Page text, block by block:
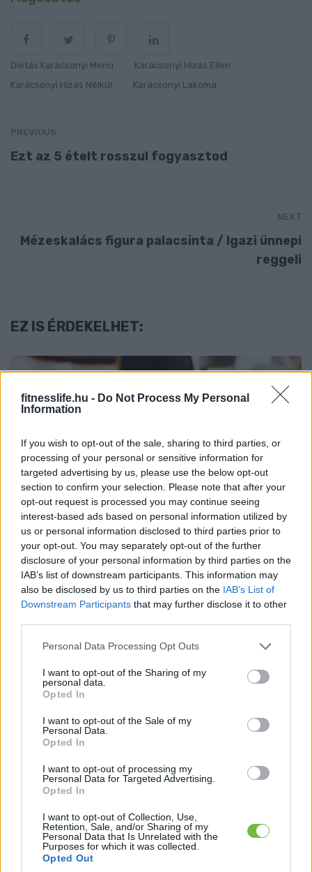
fitnesslife.hu - Do Not Process My Personal
Information
If you wish to opt-out of the sale, sharing to third parties, or
processing of your personal or sensitive information for
targeted advertising by us, please use the below opt-out
section to confirm your selection. Please note that after your
opt-out request is processed you may continue seeing
interest-based ads based on personal information utilized by
us or personal information disclosed to third parties prior to
your opt-out. You may separately opt-out of the further
disclosure of your personal information by third parties on the
IAB’s list of downstream participants. This information may
also be disclosed by us to third parties on the IAB’s List of
Downstream Participants that may further disclose it to other
Please note that this website/app uses one or more Google
not limited to your visit or usage behaviour. You may click to
grant or deny consent to Google and its third-party tags to
use your data for below specified purposes in below Google
consent section.
Personal Data Processing Opt Outs
I want to opt-out of the Sharing of my
personal data.
Opted In
I want to opt-out of the Sale of my
Personal Data.
Opted In
I want to opt-out of processing my
Personal Data for Targeted Advertising.
Opted In
I want to opt-out of Collection, Use,
Retention, Sale, and/or Sharing of my
Personal Data that Is Unrelated with the
Purposes for which it was collected.
Opted Out
Diétás Karácsonyi Menü
Karácsonyi Hízás Ellen
Karácsonyi Hízás Nélkül
Karácsonyi Lakoma
PREVIOUS
Ezt az 5 ételt rosszul fogyasztod
NEXT
Mézeskalács figura palacsinta / Igazi ünnepi
reggeli
EZ IS ÉRDEKELHET:
DIÉTA & FOGYÁS
Fehérjedús reggelik
tömegnöveléshez – így támogasd
az izmaid már reggel!
Ma ezt olvasták a legtöbben:
Így kell fogyni változó korban!
Mit szabad enni este 6 után?